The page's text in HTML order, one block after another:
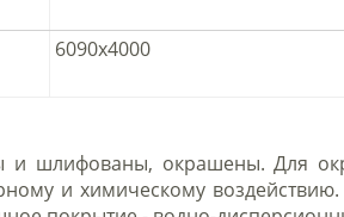
6090х4000
и шлифованы, окрашены. Для
и химическому